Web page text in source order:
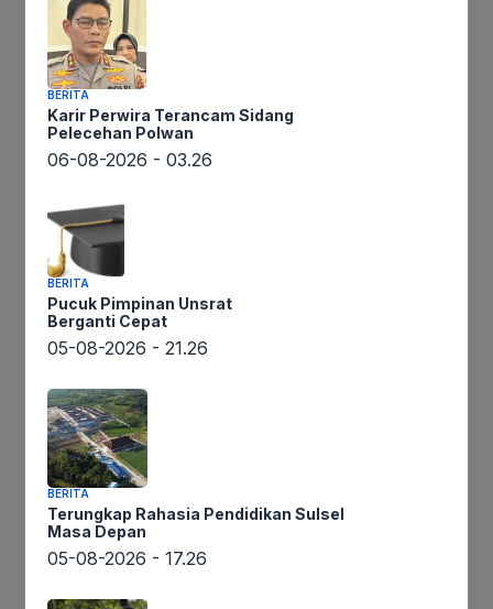
Beranda
/
Daerah
Kapolres
Menerima
Kunjungan
FKUB
Kab.
Nias
Utara
Ikuti Kami
Kapolres Nias Menerima
Kunjungan FKUB Kab. Nias
BERITA
Karir Perwira Terancam Sidang
Pelecehan Polwan
06-08-2026 - 03.26
BERITA
Pucuk Pimpinan Unsrat
Berganti Cepat
05-08-2026 - 21.26
BERITA
Terungkap Rahasia Pendidikan Sulsel
Masa Depan
05-08-2026 - 17.26